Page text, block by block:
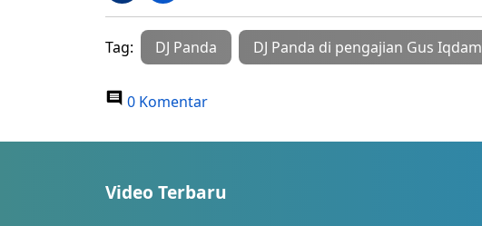
Tag: DJ Panda DJ Panda di pengajian Gus Iqdam
0 Komentar
Video Terbaru